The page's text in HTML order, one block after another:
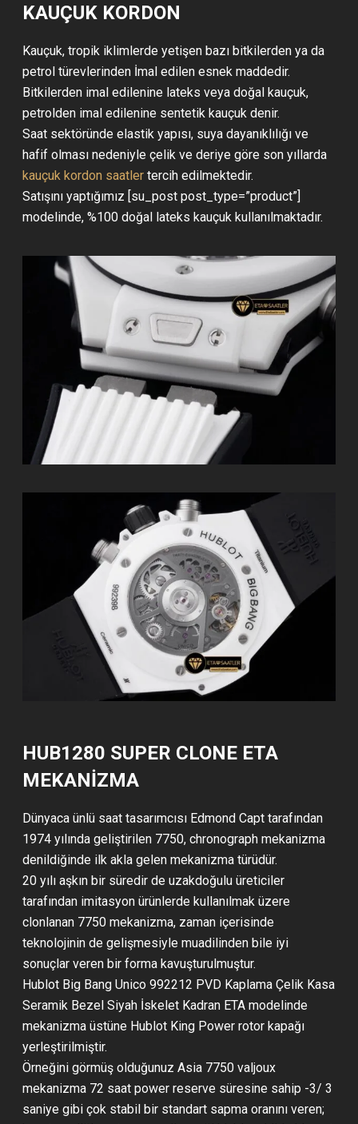
KAUÇUK KORDON
Kauçuk, tropik iklimlerde yetişen bazı bitkilerden ya da
petrol türevlerinden İmal edilen esnek maddedir.
Bitkilerden imal edilenine lateks veya doğal kauçuk,
petrolden imal edilenine sentetik kauçuk denir.
Saat sektöründe elastik yapısı, suya dayanıklılığı ve
hafif olması nedeniyle çelik ve deriye göre son yıllarda
kauçuk kordon saatler tercih edilmektedir.
Satışını yaptığımız [su_post post_type=”product”]
modelinde, %100 doğal lateks kauçuk kullanılmaktadır.
HUB1280 SUPER CLONE ETA
MEKANIZMA
Dünyaca ünlü saat tasarımcısı Edmond Capt tarafından
1974 yılında geliştirilen 7750, chronograph mekanizma
denildiğinde ilk akla gelen mekanizma türüdür.
20 yılı aşkın bir süredir de uzakdoğulu üreticiler
tarafından imitasyon ürünlerde kullanılmak üzere
clonlanan 7750 mekanizma, zaman içerisinde
teknolojinin de gelişmesiyle muadilinden bile iyi
sonuçlar veren bir forma kavuşturulmuştur.
Hublot Big Bang Unico 992212 PVD Kaplama Çelik Kasa
Seramik Bezel Siyah İskelet Kadran ETA modelinde
mekanizma üstüne Hublot King Power rotor kapağı
yerleştirilmiştir.
Örneğini görmüş olduğunuz Asia 7750 valjoux
mekanizma 72 saat power reserve süresine sahip -3/ 3
saniye gibi çok stabil bir standart sapma oranını veren;